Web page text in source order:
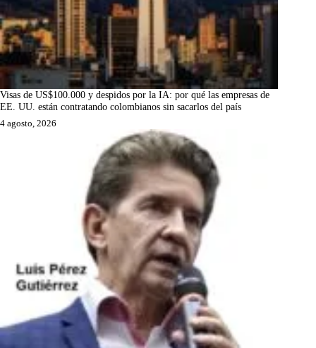
Visas de US$100.000 y despidos por la IA: por qué las empresas de
EE. UU. están contratando colombianos sin sacarlos del país
4 agosto, 2026